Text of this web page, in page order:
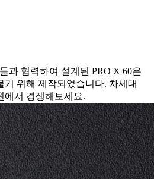
과 협력하여 설계된 PRO X 60은
기 위해 제작되었습니다. 차세대
에서 경쟁해보세요.